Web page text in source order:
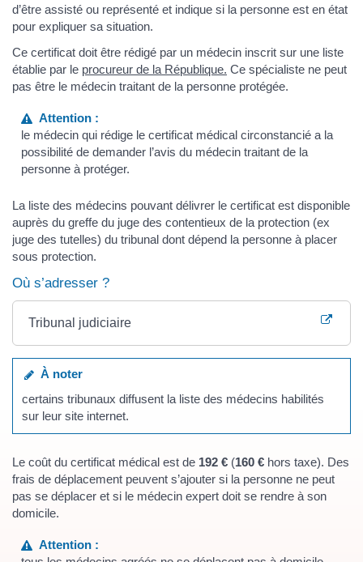
d’être assisté ou représenté et indique si la personne est en état
pour expliquer sa situation.
Ce certificat doit être rédigé par un médecin inscrit sur une liste
établie par le procureur de la République. Ce spécialiste ne peut
pas être le médecin traitant de la personne protégée.
Attention :
le médecin qui rédige le certificat médical circonstancié a la
possibilité de demander l’avis du médecin traitant de la
personne à protéger.
La liste des médecins pouvant délivrer le certificat est disponible
auprès du greffe du juge des contentieux de la protection (ex
juge des tutelles) du tribunal dont dépend la personne à placer
sous protection.
Où s’adresser ?
Tribunal judiciaire
À noter
certains tribunaux diffusent la liste des médecins habilités
sur leur site internet.
Le coût du certificat médical est de 192 € (160 € hors taxe). Des
frais de déplacement peuvent s’ajouter si la personne ne peut
pas se déplacer et si le médecin expert doit se rendre à son
domicile.
Attention :